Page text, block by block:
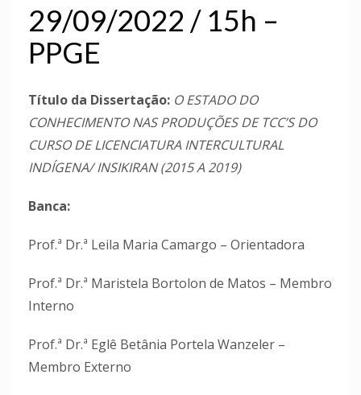
29/09/2022 / 15h –
PPGE
Título da Dissertação: O ESTADO DO
CONHECIMENTO NAS PRODUÇÕES DE TCC’S DO
CURSO DE LICENCIATURA INTERCULTURAL
INDÍGENA/ INSIKIRAN (2015 A 2019)
Banca:
Prof.ª Dr.ª Leila Maria Camargo – Orientadora
Prof.ª Dr.ª Maristela Bortolon de Matos – Membro
Interno
Prof.ª Dr.ª Eglê Betânia Portela Wanzeler –
Membro Externo